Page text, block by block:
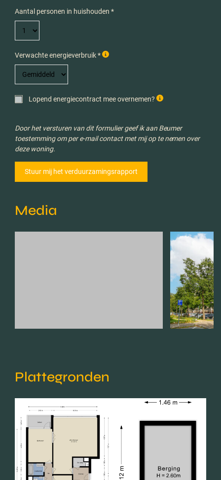
Aantal personen in huishouden *
Verwachte energieverbruik *
Lopend energiecontract mee overnemen?
Door het versturen van dit formulier geef ik aan Beumer
toestemming om per e-mail contact met mij op te nemen over
deze woning.
Media
Plattegronden